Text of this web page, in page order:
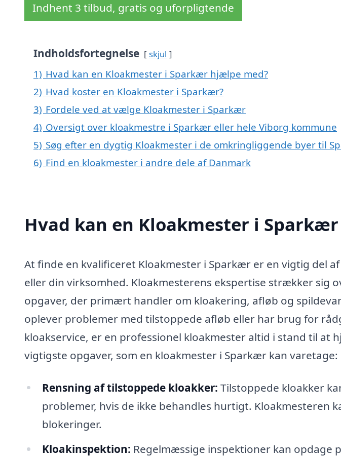
Indhent 3 tilbud, gratis og uforpligtende
Indholdsfortegnelse skjul
1) Hvad kan en Kloakmester i Sparkær hjælpe med?
2) Hvad koster en Kloakmester i Sparkær?
3) Fordele ved at vælge Kloakmester i Sparkær
4) Oversigt over kloakmestre i Sparkær eller hele Viborg kommune
5) Søg efter en dygtig Kloakmester i de omkringliggende byer til
6) Find en kloakmester i andre dele af Danmark
Hvad kan en Kloakmester i
At finde en kvalificeret Kloakmester i Sparkær er en vigtig del
eller din virksomhed. Kloakmesterens ekspertise strækker sig
opgaver, der primært handler om kloakering, afløb og
oplever problemer med tilstoppede afløb eller har brug for
kloakservice, er en professionel kloakmester altid i stand til at
vigtigste opgaver, som en kloakmester i Sparkær kan varetage:
Rensning af tilstoppede kloakker: Tilstoppede kloakker
problemer, hvis de ikke behandles hurtigt. Kloakmesteren
blokeringer.
Kloakinspektion: Regelmæssige inspektioner kan opdage